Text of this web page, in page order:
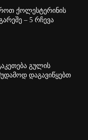
ქოლესტერინის
– 5 რჩევა
გულის
დაგავიწყებთ